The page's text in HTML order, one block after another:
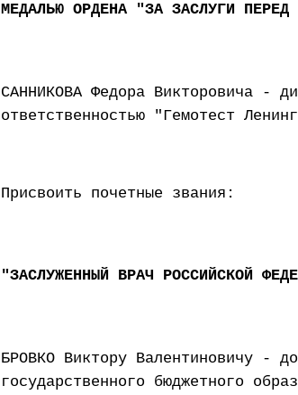
МЕДАЛЬЮ ОРДЕНА "ЗА ЗАСЛУГИ
САННИКОВА Федора Викторовича -
ответственностью "Гемотест
Присвоить почетные звания:
"ЗАСЛУЖЕННЫЙ ВРАЧ РОССИЙСКОЙ
БРОВКО Виктору Валентиновичу -
государственного бюджетного